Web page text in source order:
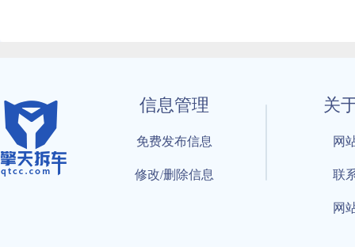
信息管理
免费发布信息
修改/删除信息
关
网
联
网